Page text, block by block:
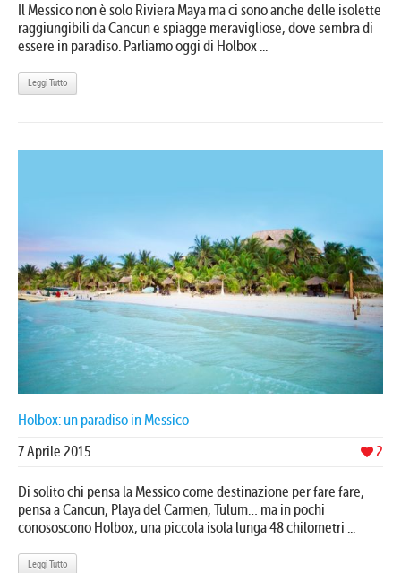
Il Messico non è solo Riviera Maya ma ci sono anche delle isolette
raggiungibili da Cancun e spiagge meravigliose, dove sembra di
essere in paradiso. Parliamo oggi di Holbox ...
Leggi Tutto
Holbox: un paradiso in Messico
2
7 Aprile 2015
Di solito chi pensa la Messico come destinazione per fare fare,
pensa a Cancun, Playa del Carmen, Tulum… ma in pochi
conososcono Holbox, una piccola isola lunga 48 chilometri ...
Leggi Tutto